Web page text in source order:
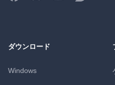
ダウンロード
Windows